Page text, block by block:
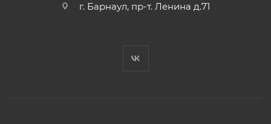
г. Барнаул, пр-т. Ленина д.71